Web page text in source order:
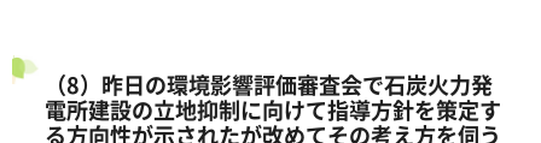
（8）昨日の環境影響評価審査会で石炭火力発
電所建設の立地抑制に向けて指導方針を策定す
る方向性が示されたが改めてその考え方を伺う